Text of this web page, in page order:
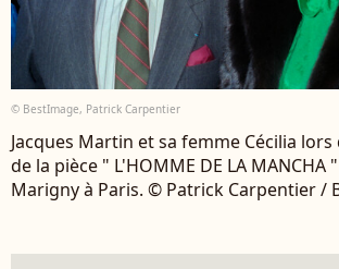
© BestImage, Patrick Carpentier
Jacques Martin et sa femme Cécilia
de la pièce " L'HOMME DE LA MANCHA
Marigny à Paris. © Patrick Carpentier /